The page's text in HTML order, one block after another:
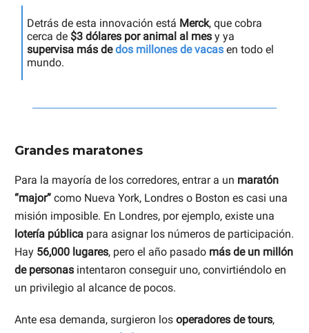
Detrás de esta innovación está Merck, que cobra
cerca de $3 dólares por animal al mes y ya
supervisa más dedos millones de vacas en todo el
mundo.
Grandes maratones
Para la mayoría de los corredores, entrar a un maratón
“major” como Nueva York, Londres o Boston es casi una
misión imposible. En Londres, por ejemplo, existe una
lotería pública para asignar los números de participación.
Hay 56,000 lugares, pero el año pasado más de un millón
de personas intentaron conseguir uno, convirtiéndolo en
un privilegio al alcance de pocos.
Ante esa demanda, surgieron los operadores de tours,